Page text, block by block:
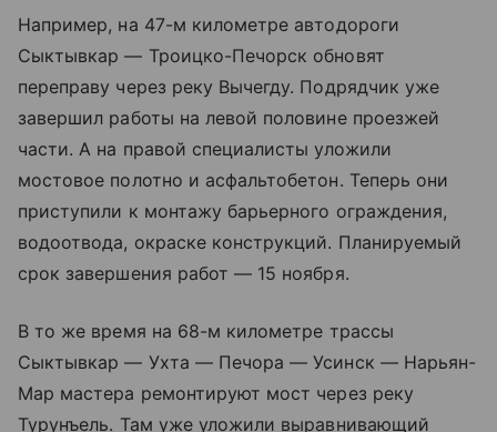
Например, на 47-м километре автодороги
Сыктывкар — Троицко-Печорск обновят
переправу через реку Вычегду. Подрядчик уже
завершил работы на левой половине проезжей
части. А на правой специалисты уложили
мостовое полотно и асфальтобетон. Теперь они
приступили к монтажу барьерного ограждения,
водоотвода, окраске конструкций. Планируемый
срок завершения работ — 15 ноября.
В то же время на 68-м километре трассы
Сыктывкар — Ухта — Печора — Усинск — Нарьян-
Мар мастера ремонтируют мост через реку
Турунъель. Там уже уложили выравнивающий